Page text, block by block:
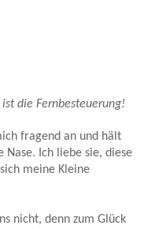
die Fernbesteuerung!
fragend an und hält
Nase. Ich liebe sie, diese
meine Kleine
nicht, denn zum Glück